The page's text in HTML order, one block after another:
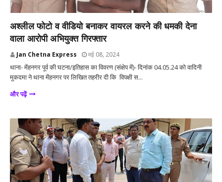
अश्लील फोटो व वीडियो बनाकर वायरल करने की धमकी देना
वाला आरोपी अभियुक्त गिरफ्तार
Jan Chetna Express मई 08, 2024
थाना- मेंहनगर पूर्व की घटना/इतिहास का विवरण (संक्षेप में)- दिनांक 04.05.24 को वादिनी
मुकदमा ने थाना मेंहनगर पर लिखित तहरीर दी कि विपक्षी स...
और पढ़ें